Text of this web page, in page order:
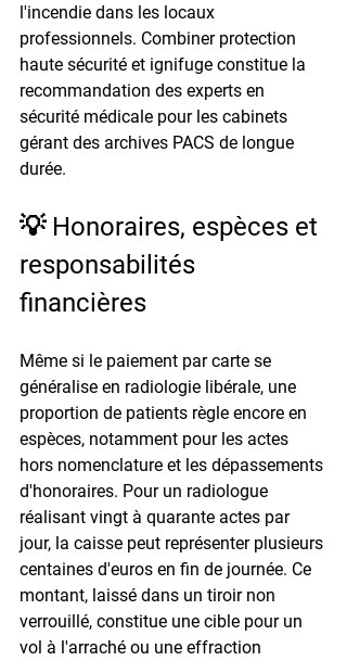
l'incendie dans les locaux
professionnels. Combiner protection
haute sécurité et ignifuge constitue la
recommandation des experts en
sécurité médicale pour les cabinets
gérant des archives PACS de longue
durée.
💡 Honoraires, espèces et
responsabilités
financières
Même si le paiement par carte se
généralise en radiologie libérale, une
proportion de patients règle encore en
espèces, notamment pour les actes
hors nomenclature et les dépassements
d'honoraires. Pour un radiologue
réalisant vingt à quarante actes par
jour, la caisse peut représenter plusieurs
centaines d'euros en fin de journée. Ce
montant, laissé dans un tiroir non
verrouillé, constitue une cible pour un
vol à l'arraché ou une effraction